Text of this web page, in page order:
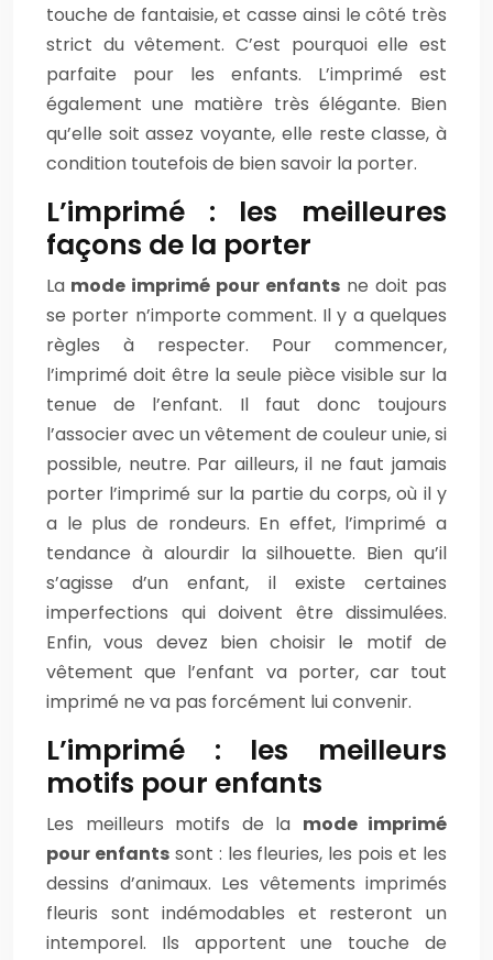
touche de fantaisie, et casse ainsi le côté très
strict du vêtement. C’est pourquoi elle est
parfaite pour les enfants. L’imprimé est
également une matière très élégante. Bien
qu’elle soit assez voyante, elle reste classe, à
condition toutefois de bien savoir la porter.
L’imprimé : les meilleures
façons de la porter
La mode imprimé pour enfants ne doit pas
se porter n’importe comment. Il y a quelques
règles à respecter. Pour commencer,
l’imprimé doit être la seule pièce visible sur la
tenue de l’enfant. Il faut donc toujours
l’associer avec un vêtement de couleur unie, si
possible, neutre. Par ailleurs, il ne faut jamais
porter l’imprimé sur la partie du corps, où il y
a le plus de rondeurs. En effet, l’imprimé a
tendance à alourdir la silhouette. Bien qu’il
s’agisse d’un enfant, il existe certaines
imperfections qui doivent être dissimulées.
Enfin, vous devez bien choisir le motif de
vêtement que l’enfant va porter, car tout
imprimé ne va pas forcément lui convenir.
L’imprimé : les meilleurs
motifs pour enfants
Les meilleurs motifs de la mode imprimé
pour enfantssont : les fleuries, les pois et les
dessins d’animaux. Les vêtements imprimés
fleuris sont indémodables et resteront un
intemporel. Ils apportent une touche de